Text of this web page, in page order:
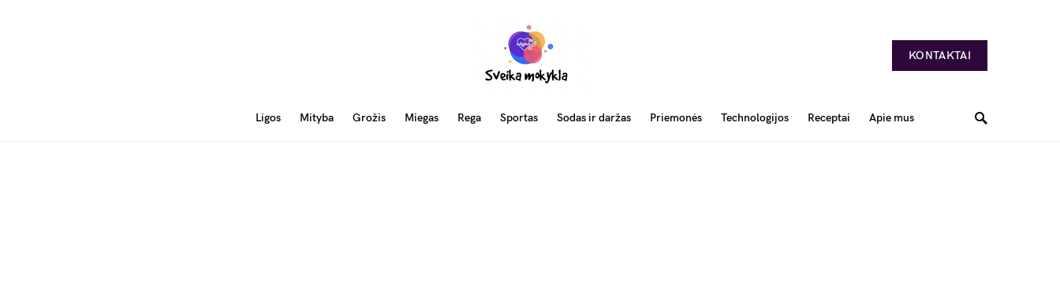
KONTAKTAI
Ligos Mityba Grožis Miegas Rega Sportas Sodas ir daržas Priemonės Technologijos Receptai Apie mus